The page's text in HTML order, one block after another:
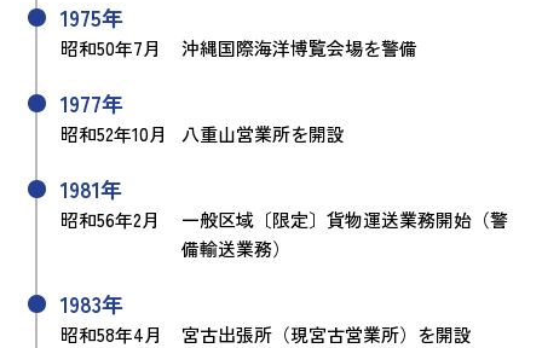
1975年
昭和50年7月 沖縄国際海洋博覧会場を警備
1977年
昭和52年10月 八重山営業所を開設
1981年
昭和56年2月
一般区域〔限定〕貨物運送業務開始（警
備輸送業務）
1983年
昭和58年4月 宮古出張所（現宮古営業所）を開設